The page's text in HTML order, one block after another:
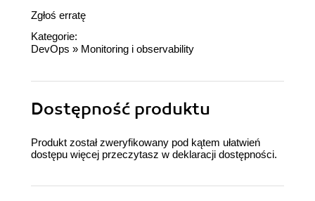
Zgłoś erratę
Kategorie:
DevOps » Monitoring i observability
Dostępność produktu
Produkt został zweryfikowany pod kątem ułatwień
dostępu więcej przeczytasz w deklaracji dostępności.